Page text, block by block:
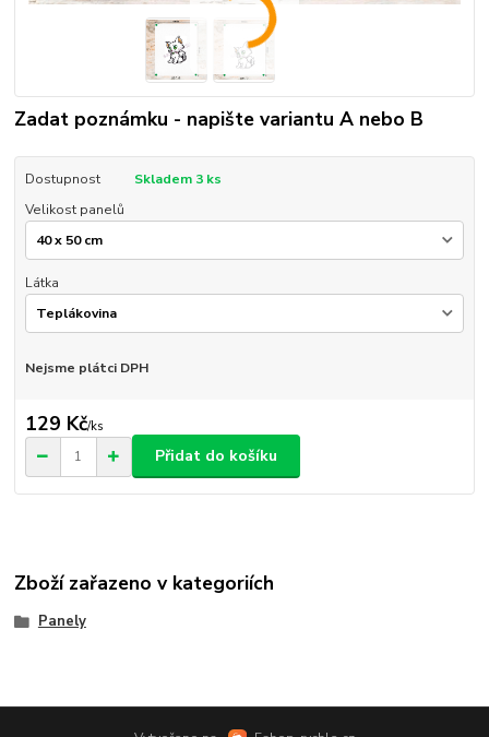
Zadat poznámku - napište variantu A nebo B
Dostupnost
Skladem 3 ks
Velikost panelů
Látka
Nejsme plátci DPH
129 Kč/ks
Přidat do košíku
Zboží zařazeno v kategoriích
Panely